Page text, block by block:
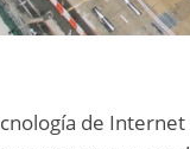
de Internet